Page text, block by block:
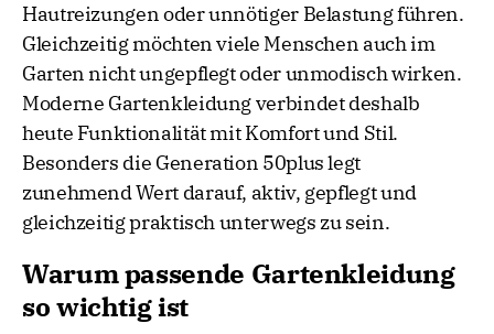
Hautreizungen oder unnötiger Belastung führen.
Gleichzeitig möchten viele Menschen auch im
Garten nicht ungepflegt oder unmodisch wirken.
Moderne Gartenkleidung verbindet deshalb
heute Funktionalität mit Komfort und Stil.
Besonders die Generation 50plus legt
zunehmend Wert darauf, aktiv, gepflegt und
gleichzeitig praktisch unterwegs zu sein.
Warum passende Gartenkleidung
so wichtig ist